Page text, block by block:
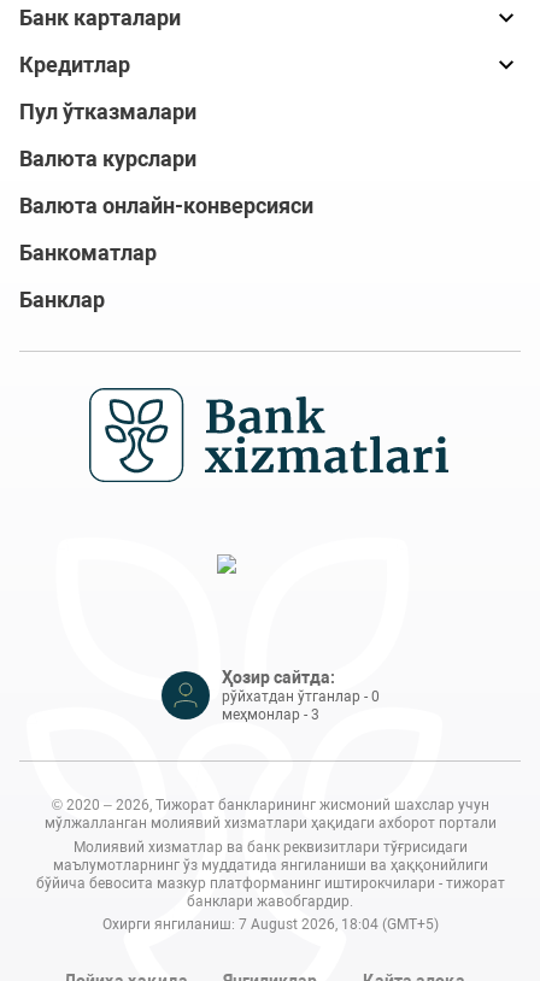
Банк карталари
Кредитлар
Пул ўтказмалари
Валюта курслари
Валюта онлайн-конверсияси
Банкоматлар
Банклар
Ҳозир сайтда:
рўйхатдан ўтганлар - 0
меҳмонлар - 3
© 2020 – 2026, Тижорат банкларининг жисмоний шахслар учун
мўлжалланган молиявий хизматлари ҳақидаги ахборот портали
Молиявий хизматлар ва банк реквизитлари тўғрисидаги
маълумотларнинг ўз муддатида янгиланиши ва ҳаққонийлиги
бўйича бевосита мазкур платформанинг иштирокчилари - тижорат
банклари жавобгардир.
Охирги янгиланиш: 7 August 2026, 18:04 (GMT+5)